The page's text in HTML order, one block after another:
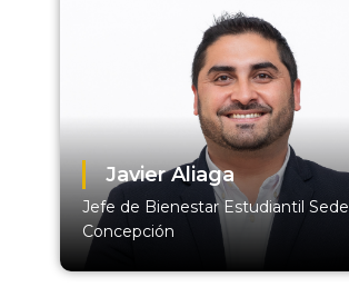
Javier Aliaga
Jefe de Bienestar Estudiantil Sede
Concepción